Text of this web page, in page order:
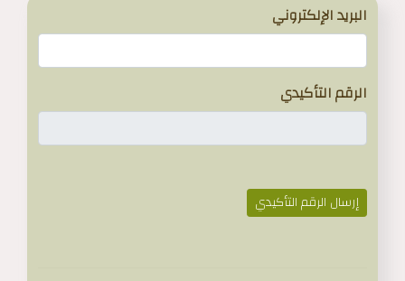
البريد الإلكتروني
الرقم التأكيدي
إرسال الرقم التأكيدي